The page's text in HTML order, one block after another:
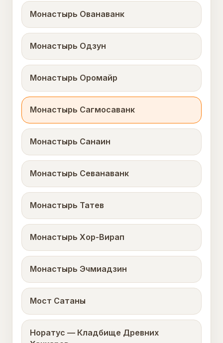
Монастырь Ованаванк
Монастырь Одзун
Монастырь Оромайр
Монастырь Сагмосаванк
Монастырь Санаин
Монастырь Севанаванк
Монастырь Татев
Монастырь Хор-Вирап
Монастырь Эчмиадзин
Мост Сатаны
Норатус — Кладбище Древних